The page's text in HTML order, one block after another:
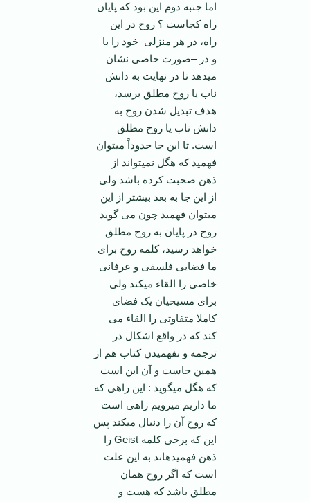
اما جنبه دوم این بود که پایان
راه کجاست ؟ روح در این
راه، در هر منزلی خود را با –
و در –صورت خاصی نشان
می­دهد تا در نهایت به دانش
ناب یا روح مطلق برسد،
هدف تبدیل شدن روح به
دانش ناب یا روح مطلق
است. تا این جا حدوداً می­توان
فهمید که هگل نمی­تواند از
ذهن صحبت کرده باشد ولی
از این جا به بعد بیشتر از این
می­توان فهمید چون می گوید
روح در پایان به روح مطلق
خواهد رسید، کلمه روح برای
ما فضایی فلسفی و عرفانی
خاصی را القاء می­کند ولی
برای مسیحیان یک فضای
کاملا متفاوتی را القاء می
کند که در واقع اشکال در
ترجمه و نفهمیدن کتاب هم از
همین جاست و آن این است
که هگل می­گوید : این راهی که
ما داریم می­رویم راهی است
که روح آن را دنبال می­کند پس
این که برخی کلمه Geist را
ذهن فهمیده­اند به این علت
است که اگر روح همان
مطلق باشد که هست و